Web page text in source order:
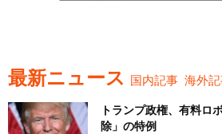
最新ニュース 国内記事 海外
トランプ政権、有料ロ
除」の特例